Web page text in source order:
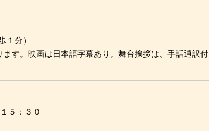
分）
す。映画は日本語字幕あり。舞台挨拶は、手話通訳付
５：３０